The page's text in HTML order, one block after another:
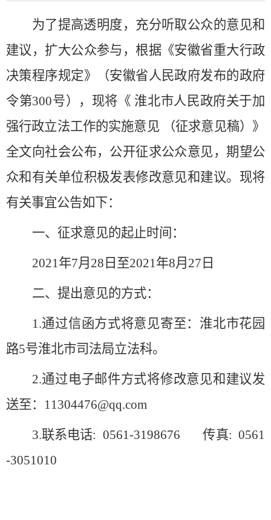
为了提高透明度，充分听取公众的意见和
建议，扩大公众参与， 根据 《安徽省重大行政
决策程序规定》（安徽省人民政府发布的政府
令第300号）， 现将《 淮北市人民政府关于加
强行政立法工作的实施意见
（征求意见稿）》
全文向社会公布，公开征求公众意见，期望公
众和有关单位积极发表修改意见和建议。现将
有关事宜公告如下：
一、 征求意见的起止时间：
2021年7月28日至2021 年8月 27 日
二、提出意见的方式：
1.通过信函方式将意见寄至： 淮北市花园
路5号淮北市司法局立法科。
2.通过电子邮件方式将修改意见和建议发
送至： 11304476@qq.com
3.联系电话: 0561-3198676 传真: 0561
-3051010